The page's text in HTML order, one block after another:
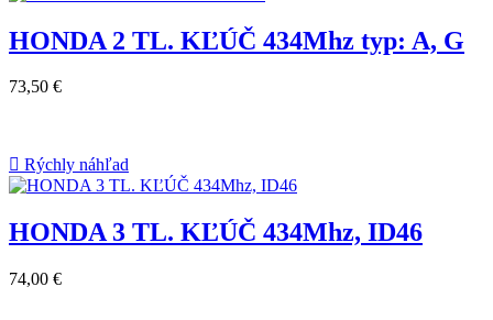
HONDA 2 TL. KĽÚČ 434Mhz typ: A, G
73,50 €
 Rýchly náhľad
HONDA 3 TL. KĽÚČ 434Mhz, ID46
74,00 €